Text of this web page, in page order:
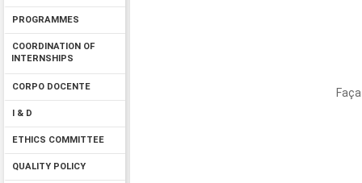
PROGRAMMES
COORDINATION OF
INTERNSHIPS
CORPO DOCENTE
I & D
ETHICS COMMITTEE
QUALITY POLICY